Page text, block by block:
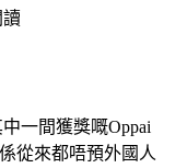
一間獲獎嘅Oppai
從來都唔預外國人